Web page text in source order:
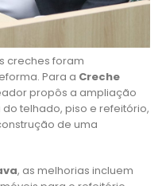
creches foram
Para a Creche
propôs a ampliação
telhado, piso e refeitório,
de uma
, as melhorias incluem